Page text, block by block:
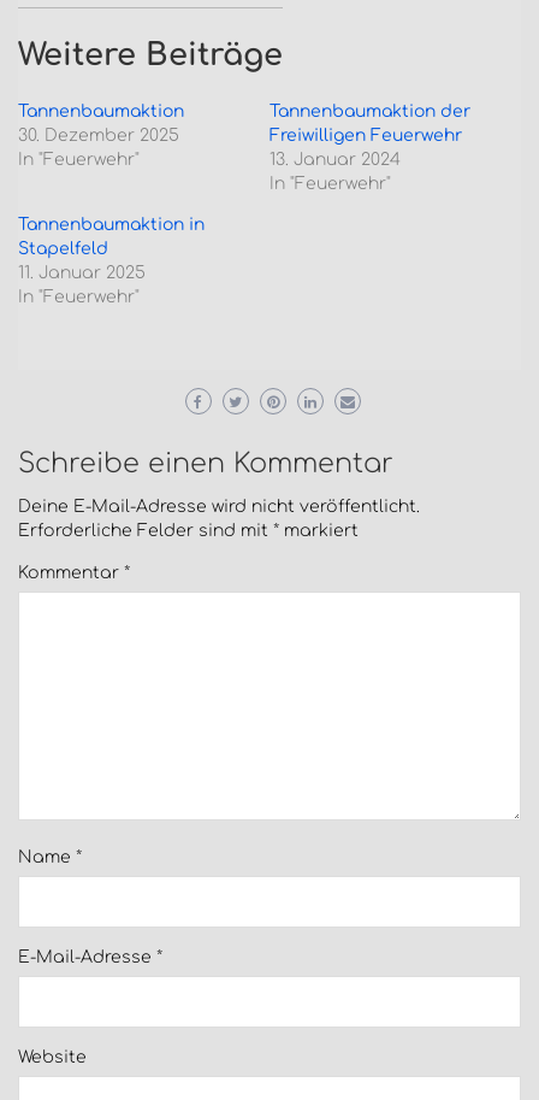
Weitere Beiträge
Tannenbaumaktion
30. Dezember 2025
In "Feuerwehr"
Tannenbaumaktion der
Freiwilligen Feuerwehr
13. Januar 2024
In "Feuerwehr"
Tannenbaumaktion in
Stapelfeld
11. Januar 2025
In "Feuerwehr"
Schreibe einen Kommentar
Deine E-Mail-Adresse wird nicht veröffentlicht.
Erforderliche Felder sind mit * markiert
Kommentar *
Name *
E-Mail-Adresse *
Website